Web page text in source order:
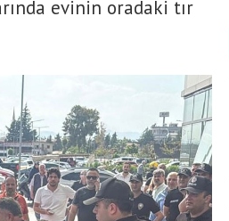
evinin oradaki tır